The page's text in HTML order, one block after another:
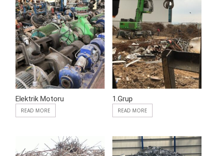
Elektrik Motoru
READ MORE
ADD TO WISHLIST
1.Grup
READ MORE
ADD TO WISHLIST